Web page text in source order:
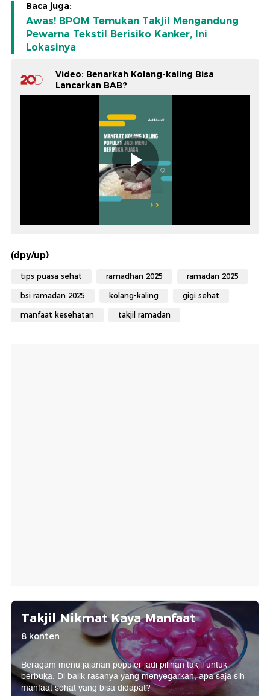
Baca juga:
Awas! BPOM Temukan Takjil Mengandung
Pewarna Tekstil Berisiko Kanker, Ini
Lokasinya
Video: Benarkah Kolang-kaling Bisa
Lancarkan BAB?
(dpy/up)
tips puasa sehat ramadhan 2025 ramadan 2025
bsi ramadan 2025 kolang-kaling gigi sehat
manfaat kesehatan takjil ramadan
Takjil Nikmat Kaya Manfaat
8 konten
Beragam menu jajanan populer jadi pilihan takjil untuk
berbuka. Di balik rasanya yang menyegarkan, apa saja sih
manfaat sehat yang bisa didapat?